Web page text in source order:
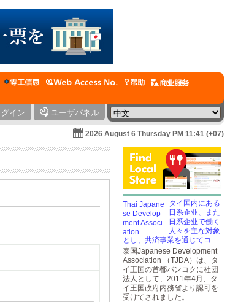
グイン ユーザパネル
2026 August 6 Thursday PM 11:41 (+07)
タイ国内にある
日系企业、また
日系企业で働く
人々を主な対象
とし、共済事業を通じてコ...
泰国Japanese Development
Association （TJDA）は、タ
イ王国の首都バンコクに社団
法人として、2011年4月、タ
イ王国政府内務省より認可を
受けてされました。